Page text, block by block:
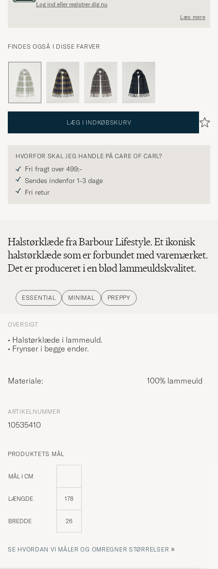
Log ind eller registrer dig nu
Læs mere
FINDES OGSÅ I DISSE FARVER
LÆG I INDKØBSKURV
HVORFOR SKAL JEG HANDLE PÅ CARE OF CARL?
Fri fragt over 499;-
Sendes indenfor 1-3 dage
Fri retur
Halstørklæde fra Barbour Lifestyle. Et ikonisk
halstørklæde som er forbundet med varemærket.
Det er produceret i en blød lammeuldskvalitet.
ESSENTIAL MINIMAL PREPPY
OVERSIGT
• Halstørklæde i lammeuld.
• Frynser i begge ender.
Materiale: 100% lammeuld
ARTIKELNUMMER
10535410
PRODUKTETS MÅL
MÅL I CM
LÆNGDE 178
BREDDE 26
SE HVORDAN VI MÅLER OG OMREGNER STØRRELSER »